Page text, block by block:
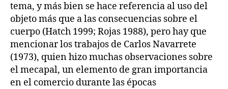
tema, y más bien se hace referencia al uso del
objeto más que a las consecuencias sobre el
cuerpo (Hatch 1999; Rojas 1988), pero hay que
mencionar los trabajos de Carlos Navarrete
(1973), quien hizo muchas observaciones sobre
el mecapal, un elemento de gran importancia
en el comercio durante las épocas